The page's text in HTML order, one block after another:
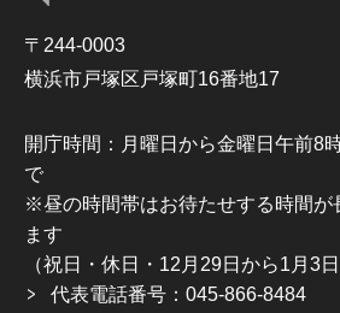
〒244-0003
横浜市戸塚区戸塚町16番地17
開庁時間：月曜日から金曜日午前8
で
※昼の時間帯はお待たせする時間が
ます
（祝日・休日・12月29日から1月3日
代表電話番号：045-866-8484